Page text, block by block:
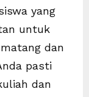
yang
untuk
dan
pasti
dan